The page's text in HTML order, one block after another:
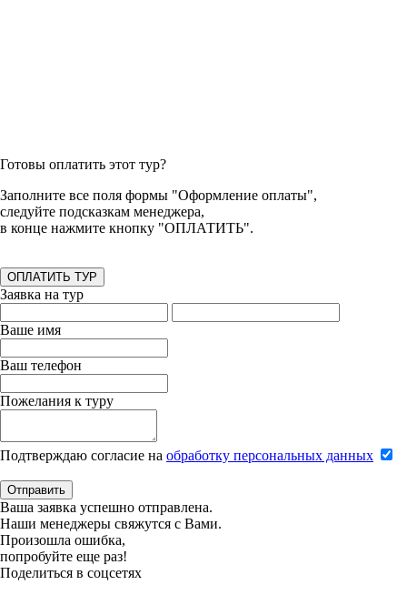
Готовы оплатить этот тур?
Заполните все поля формы "Оформление оплаты",
следуйте подсказкам менеджера,
в конце нажмите кнопку "ОПЛАТИТЬ".
ОПЛАТИТЬ ТУР
Заявка на тур
Ваше имя
Ваш телефон
Пожелания к туру
Подтверждаю согласие на обработку персональных данных
Отправить
Ваша заявка успешно отправлена.
Наши менеджеры свяжутся с Вами.
Произошла ошибка,
попробуйте еще раз!
Поделиться в соцсетях